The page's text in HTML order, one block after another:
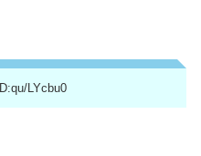
ID:qu/LYcbu0